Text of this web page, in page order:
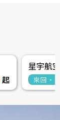
星宇航
來回‧